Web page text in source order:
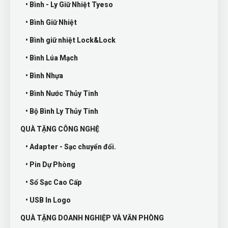
• Bình - Ly Giữ Nhiệt Tyeso
• Bình Giữ Nhiệt
• Bình giữ nhiệt Lock&Lock
• Bình Lúa Mạch
• Bình Nhựa
• Bình Nước Thủy Tinh
• Bộ Bình Ly Thủy Tinh
QUÀ TẶNG CÔNG NGHỆ
• Adapter - Sạc chuyển đổi.
• Pin Dự Phòng
• Sổ Sạc Cao Cấp
• USB In Logo
QUÀ TẶNG DOANH NGHIỆP VÀ VĂN PHÒNG